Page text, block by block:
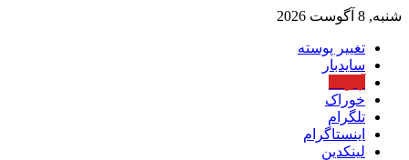
شنبه, 8 آگوست 2026
تغییر پوسته
سایدبار
خوراک
تلگرام
اینستاگرام
لینکدین